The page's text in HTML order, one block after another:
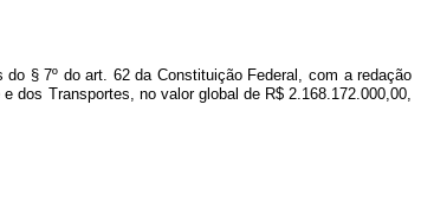
§ 7º do art. 62 da Constituição Federal, com a redação
dos Transportes, no valor global de R$ 2.168.172.000,00,